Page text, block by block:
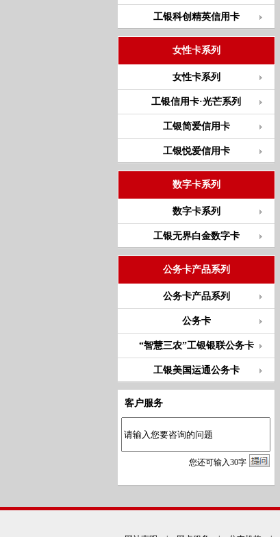
工银科创精英信用卡
女性卡系列
女性卡系列
工银信用卡·光芒系列
工银简爱信用卡
工银悦爱信用卡
数字卡系列
数字卡系列
工银无界白金数字卡
公务卡产品系列
公务卡产品系列
公务卡
“智慧三农”工银银联公务卡
工银美国运通公务卡
客户服务
您还可输入30字